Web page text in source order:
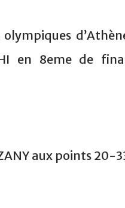
en 8eme de
aux points 20-